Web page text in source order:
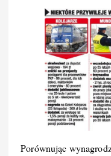
Porównując